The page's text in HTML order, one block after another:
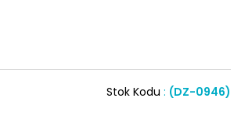
(DZ-0946)
Stok Kodu